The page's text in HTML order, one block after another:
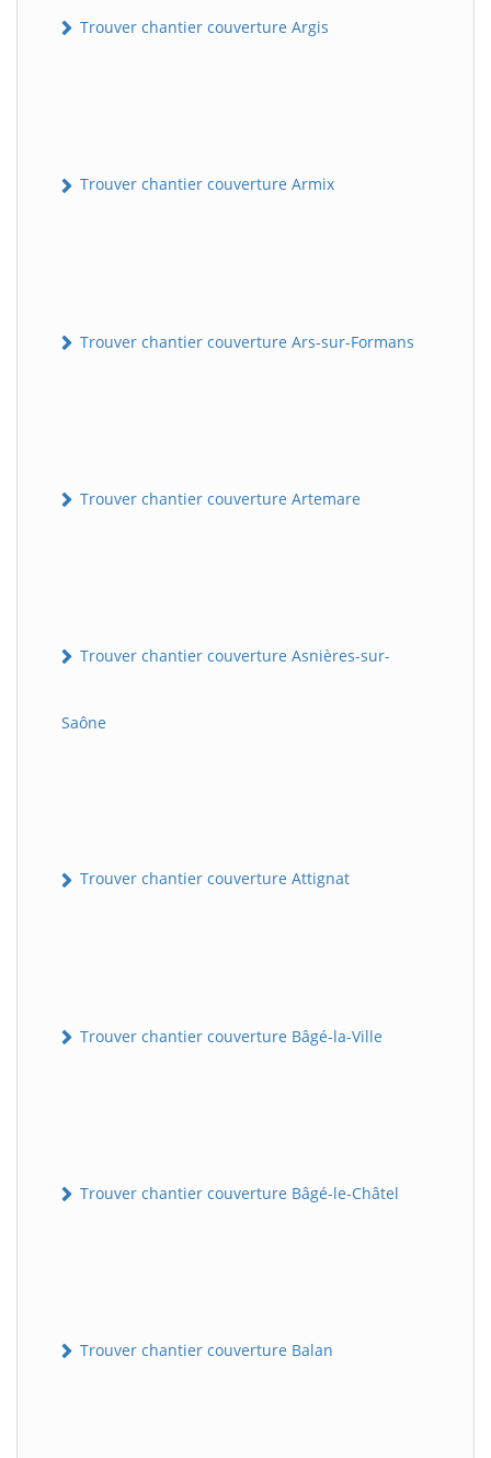
Trouver chantier couverture Argis
Trouver chantier couverture Armix
Trouver chantier couverture Ars-sur-Formans
Trouver chantier couverture Artemare
Trouver chantier couverture Asnières-sur-
Saône
Trouver chantier couverture Attignat
Trouver chantier couverture Bâgé-la-Ville
Trouver chantier couverture Bâgé-le-Châtel
Trouver chantier couverture Balan